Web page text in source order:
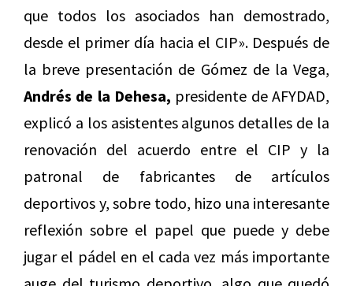
que todos los asociados han demostrado,
desde el primer día hacia el CIP». Después de
la breve presentación de Gómez de la Vega,
Andrés de la Dehesa, presidente de AFYDAD,
explicó a los asistentes algunos detalles de la
renovación del acuerdo entre el CIP y la
patronal de fabricantes de artículos
deportivos y, sobre todo, hizo una interesante
reflexión sobre el papel que puede y debe
jugar el pádel en el cada vez más importante